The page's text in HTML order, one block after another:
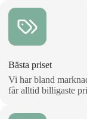
Bästa priset
Vi har bland
får alltid billigaste